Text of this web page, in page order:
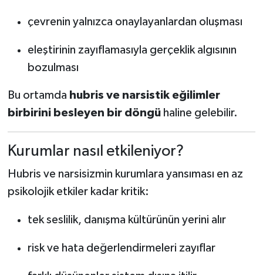
çevrenin yalnızca onaylayanlardan oluşması
eleştirinin zayıflamasıyla gerçeklik algısının
bozulması
Bu ortamda hubris ve narsistik eğilimler
birbirini besleyen bir döngühaline gelebilir.
Kurumlar nasıl etkileniyor?
Hubris ve narsisizmin kurumlara yansıması en az
psikolojik etkiler kadar kritik:
tek seslilik, danışma kültürünün yerini alır
risk ve hata değerlendirmeleri zayıflar